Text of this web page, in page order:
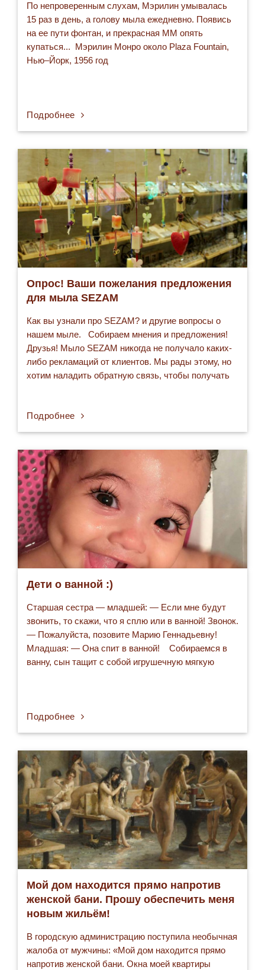
По непроверенным слухам, Мэрилин умывалась
15 раз в день, а голову мыла ежедневно. Появись
на ее пути фонтан, и прекрасная ММ опять
купаться... Мэрилин Монро около Plaza Fountain,
Нью–Йорк, 1956 год
Подробнее
Опрос! Ваши пожелания предложения
для мыла SEZAM
Как вы узнали про SEZAM? и другие вопросы о
нашем мыле. Собираем мнения и предложения!
Друзья! Мыло SEZAM никогда не получало каких-
либо рекламаций от клиентов. Мы рады этому, но
хотим наладить обратную связь, чтобы получать
опросе goo.gl/DtmjgB и ответить на несколько
вопросов…
Подробнее
Дети о ванной :)
Старшая сестра — младшей: — Если мне будут
звонить, то скажи, что я сплю или в ванной! Звонок.
— Пожалуйста, позовите Марию Геннадьевну!
Младшая: — Она спит в ванной! Собираемся в
ванну, сын тащит с собой игрушечную мягкую
Подробнее
Мой дом находится прямо напротив
женской бани. Прошу обеспечить меня
новым жильём!
В городскую администрацию поступила необычная
жалоба от мужчины: «Мой дом находится прямо
напротив женской бани. Окна моей квартиры